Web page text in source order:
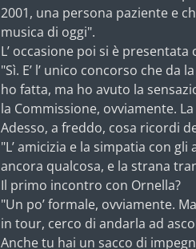
2001, una persona paziente e
musica di oggi".
L’ occasione poi si è presentata
"Sì. E’ l’ unico concorso che da
ho fatta, ma ho avuto la
la Commissione, ovviamente.
Adesso, a freddo, cosa ricordi
"L’ amicizia e la simpatia con
ancora qualcosa, e la strana
Il primo incontro con Ornella?
"Un po’ formale, ovviamente.
in tour, cerco di andarla ad
Anche tu hai un sacco di